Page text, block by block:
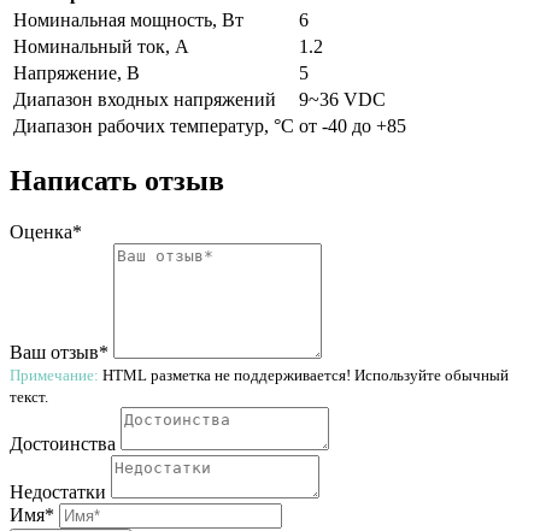
Номинальная мощность, Вт
6
Номинальный ток, A
1.2
Напряжение, В
5
Диапазон входных напряжений
9~36 VDC
Диапазон рабочих температур, °С от -40 до +85
Написать отзыв
Оценка*
Ваш отзыв*
Примечание: HTML разметка не поддерживается! Используйте обычный
текст.
Достоинства
Недостатки
Имя*